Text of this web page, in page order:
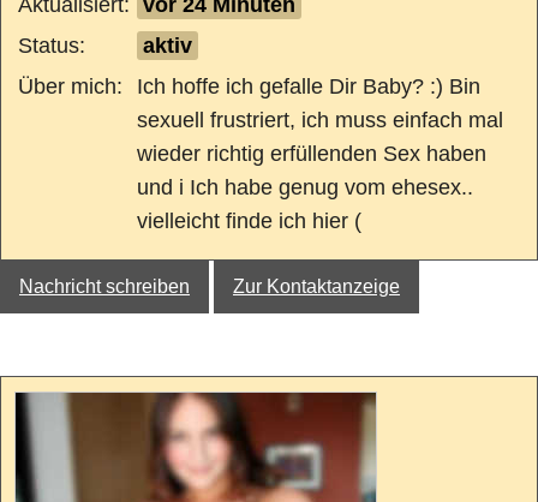
Aktualisiert: vor 24 Minuten
Status:
aktiv
Über mich:
Ich hoffe ich gefalle Dir Baby? :) Bin
sexuell frustriert, ich muss einfach mal
wieder richtig erfüllenden Sex haben
und i Ich habe genug vom ehesex..
vielleicht finde ich hier (
Nachricht schreiben Zur Kontaktanzeige